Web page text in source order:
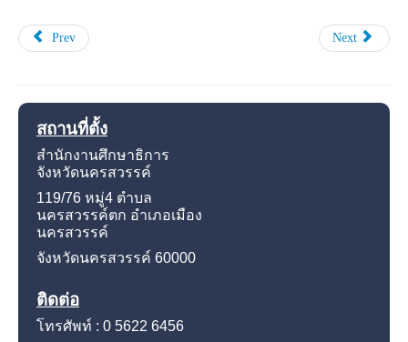
Prev Next
สถานที่ตั้ง
สำนักงานศึกษาธิการ
จังหวัดนครสวรรค์
119/76 หมู่4 ตำบล
นครสวรรค์ตก อำเภอเมือง
นครสวรรค์
จังหวัดนครสวรรค์ 60000
ติดต่อ
โทรศัพท์ : 0 5622 6456